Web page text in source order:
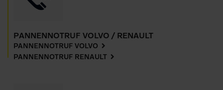
PANNENNOTRUF VOLVO / RENAULT
PANNENNOTRUF VOLVO
PANNENNOTRUF RENAULT